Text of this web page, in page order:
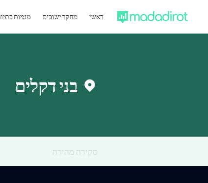
ראשי מחקר ישובים מגמות
בני דקלים
סקירה מהירה